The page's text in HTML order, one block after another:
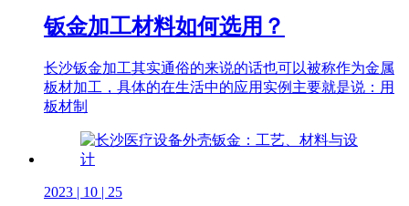
钣金加工材料如何选用？
长沙钣金加工其实通俗的来说的话也可以被称作为金属
板材加工，具体的在生活中的应用实例主要就是说：用
板材制
2023 | 10 | 25